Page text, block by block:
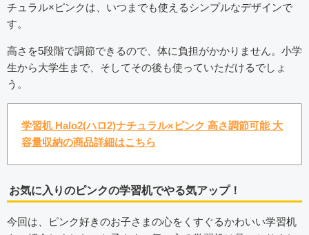
チュラル×ピンクは、いつまでも使えるシンプルなデザインで
す。
高さを5段階で調節できるので、体に負担がかかりません。小学
生から大学生まで、そしてその後も使っていただけるでしょ
う。
学習机 Halo2(ハロ2)ナチュラル×ピンク 高さ調節可能 大
容量収納の商品詳細はこちら
お気に入りのピンクの学習机でやる気アップ！
今回は、ピンク好きのお子さまの心をくすぐるかわいい学習机